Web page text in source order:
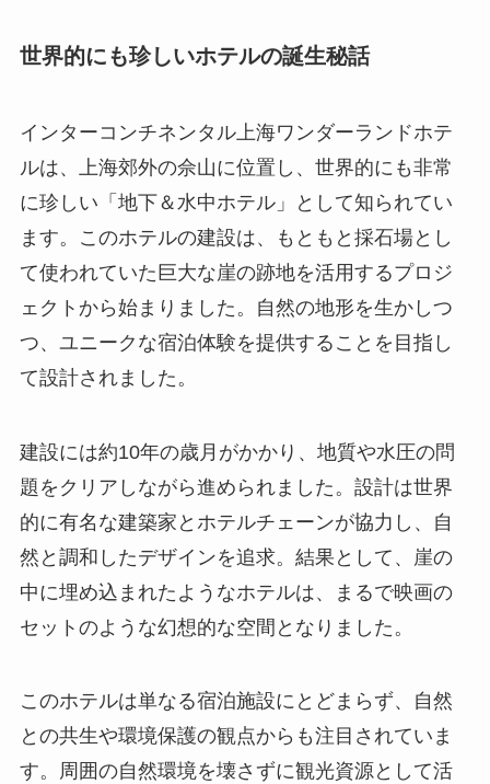
世界的にも珍しいホテルの誕生秘話
インターコンチネンタル上海ワンダーランドホテ
ルは、上海郊外の佘山に位置し、世界的にも非常
に珍しい「地下＆水中ホテル」として知られてい
ます。このホテルの建設は、もともと採石場とし
て使われていた巨大な崖の跡地を活用するプロジ
ェクトから始まりました。自然の地形を生かしつ
つ、ユニークな宿泊体験を提供することを目指し
て設計されました。
建設には約10年の歳月がかかり、地質や水圧の問
題をクリアしながら進められました。設計は世界
的に有名な建築家とホテルチェーンが協力し、自
然と調和したデザインを追求。結果として、崖の
中に埋め込まれたようなホテルは、まるで映画の
セットのような幻想的な空間となりました。
このホテルは単なる宿泊施設にとどまらず、自然
との共生や環境保護の観点からも注目されていま
す。周囲の自然環境を壊さずに観光資源として活